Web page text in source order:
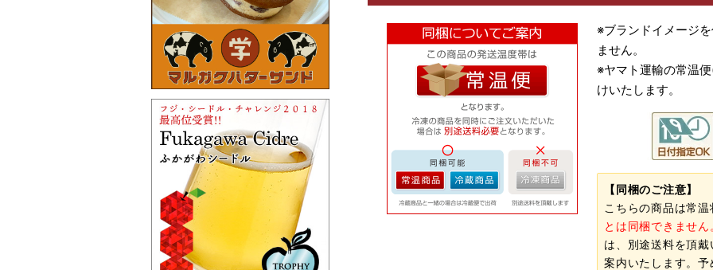
※ブランドイメージ
ません。
※ヤマト運輸の常温
けいたします。
【同梱のご注意】
こちらの商品は常温
とは同梱できません
は、別途送料を頂
案内いたします。